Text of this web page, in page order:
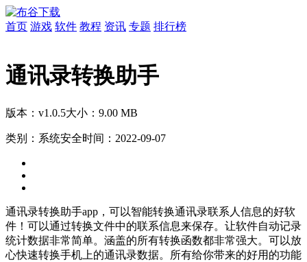
首页 游戏 软件 教程 资讯 专题 排行榜
通讯录转换助手
版本：v1.0.5大小：9.00 MB
类别：系统安全时间：2022-09-07
通讯录转换助手app，可以智能转换通讯录联系人信息的好软
件！可以通过转换文件中的联系信息来保存。让软件自动记录
统计数据非常简单。涵盖的所有转换函数都非常强大。可以放
心快速转换手机上的通讯录数据。所有给你带来的好用的功能